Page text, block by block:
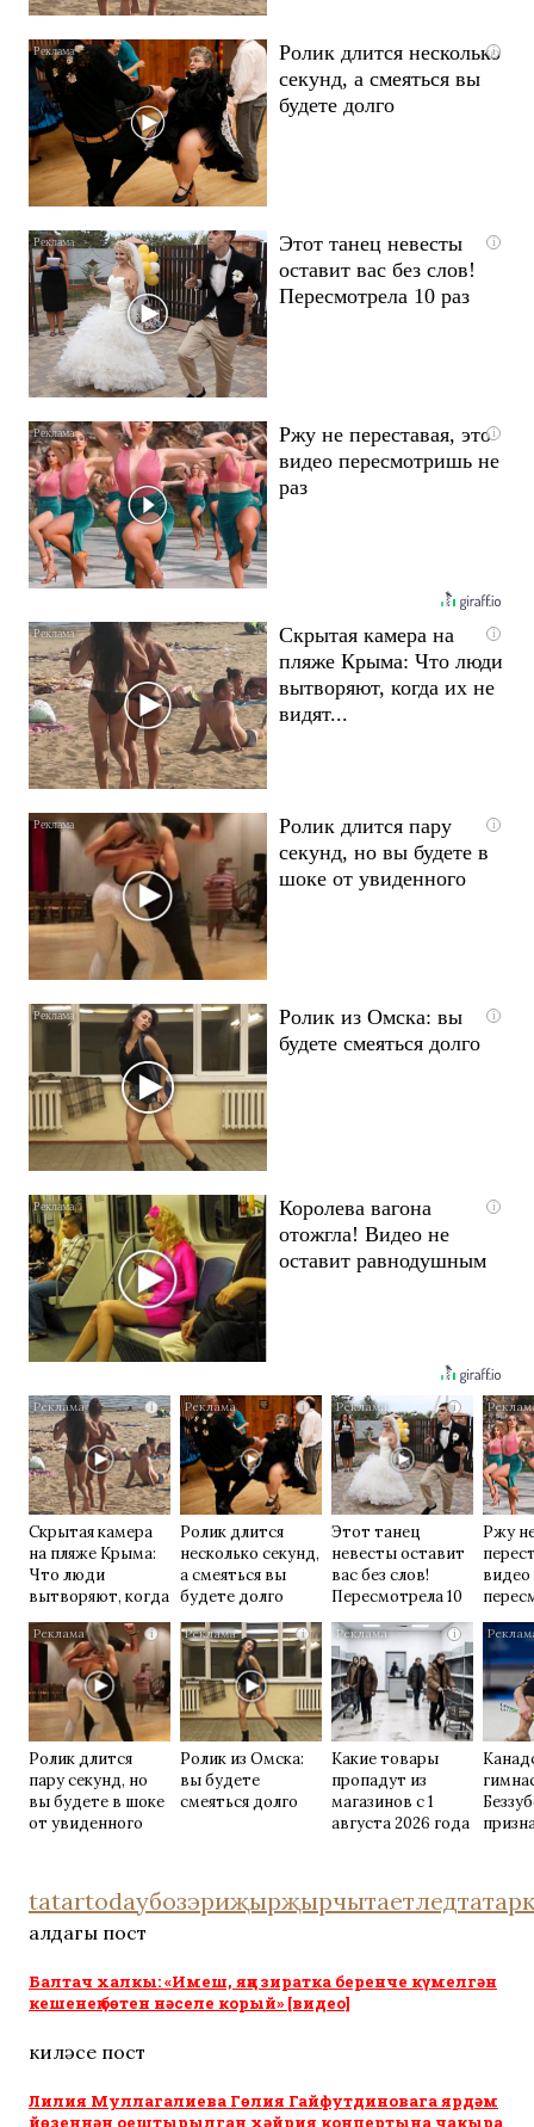
i
Ролик длится несколько
секунд, а смеяться вы
будете долго
i
Этот танец невесты
оставит вас без слов!
Пересмотрела 10 раз
i
Ржу не переставая, это
видео пересмотришь не
раз
i
Скрытая камера на
пляже Крыма: Что люди
вытворяют, когда их не
видят...
i
Ролик длится пару
секунд, но вы будете в
шоке от увиденного
i
Ролик из Омска: вы
будете смеяться долго
i
Королева вагона
отожгла! Видео не
оставит равнодушным
i
Скрытая камера
на пляже Крыма:
Что люди
вытворяют, когда
их не видят...
i
Ролик длится
несколько секунд,
а смеяться вы
будете долго
i
Этот танец
невесты оставит
вас без слов!
Пересмотрела 10
раз
Ржу
видео
раз
i
Ролик длится
пару секунд, но
вы будете в шоке
от увиденного
i
Ролик из Омска:
вы будете
смеяться долго
i
Какие товары
пропадут из
магазинов с 1
августа 2026 года
tatartodayбозэриҗырҗырчытаетлед
алдагы пост
Балтач халкы: «Имеш, яңа зиратка беренче күмелгән
кешенең бөтен нәселе корый» [видео]
киләсе пост
Лилия Муллагалиева Гөлия Гайфутдиновага ярдәм
йөзеннән оештырылган хәйрия концертына чакыра